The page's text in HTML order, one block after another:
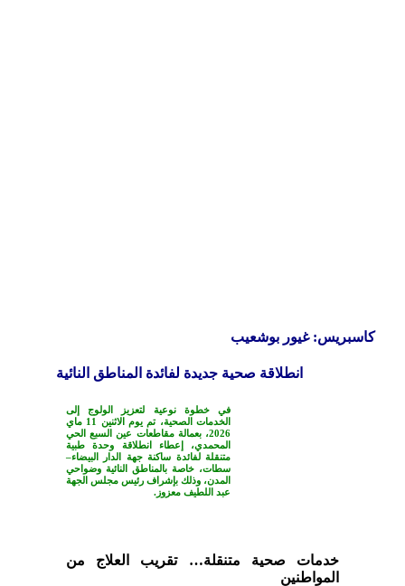
كاسبريس: غيور بوشعيب
انطلاقة صحية جديدة لفائدة المناطق النائية
في خطوة نوعية لتعزيز الولوج إلى
الخدمات الصحية، تم يوم الاثنين 11 ماي
2026، بعمالة مقاطعات عين السبع الحي
المحمدي، إعطاء انطلاقة وحدة طبية
متنقلة لفائدة ساكنة جهة الدار البيضاء–
سطات، خاصة بالمناطق النائية وضواحي
المدن، وذلك بإشراف رئيس مجلس الجهة
عبد اللطيف معزوز.
خدمات صحية متنقلة… تقريب العلاج من
المواطنين